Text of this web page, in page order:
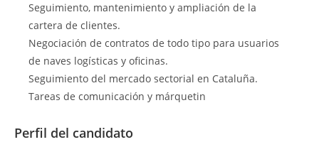
Seguimiento, mantenimiento y ampliación de la
cartera de clientes.
Negociación de contratos de todo tipo para usuarios
de naves logísticas y oficinas.
Seguimiento del mercado sectorial en Cataluña.
Tareas de comunicación y márquetin
Perfil del candidato